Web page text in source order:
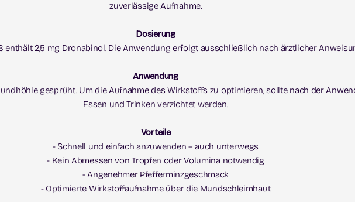
zuverlässige Aufnahme.
Dosierung
enthält 2,5 mg Dronabinol. Die Anwendung erfolgt ausschließlich nach ärztlicher
Anwendung
gesprüht. Um die Aufnahme des Wirkstoffs zu optimieren, sollte nach der
Essen und Trinken verzichtet werden.
Vorteile
- Schnell und einfach anzuwenden – auch unterwegs
- Kein Abmessen von Tropfen oder Volumina notwendig
- Angenehmer Pfefferminzgeschmack
- Optimierte Wirkstoffaufnahme über die Mundschleimhaut